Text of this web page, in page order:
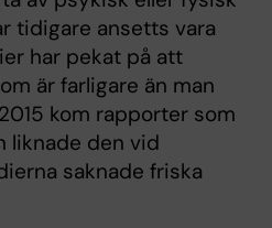
tidigare ansetts vara
har pekat på att
är farligare än man
kom rapporter som
liknade den vid
saknade friska